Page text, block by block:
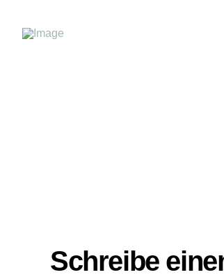
Schreibe